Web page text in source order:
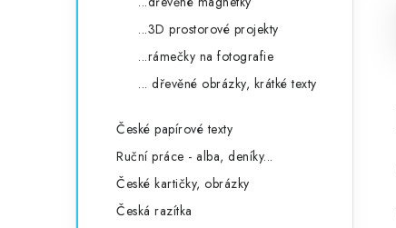
...3D prostorové projekty
...rámečky na fotografie
... dřevěné obrázky, krátké texty
České papírové texty
Ruční práce - alba, deníky...
České kartičky, obrázky
Česká razítka